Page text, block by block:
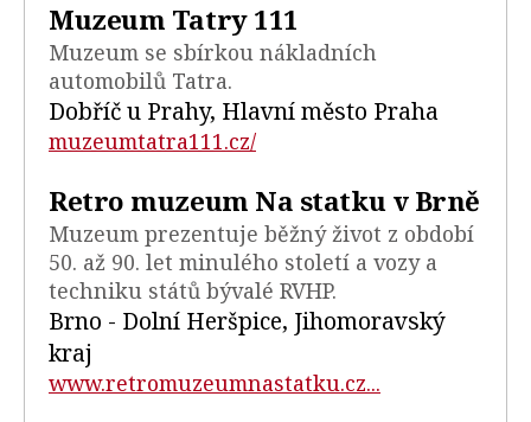
Muzeum Tatry 111
Muzeum se sbírkou nákladních
automobilů Tatra.
Dobříč u Prahy, Hlavní město Praha
muzeumtatra111.cz/
Retro muzeum Na statku v Brně
Muzeum prezentuje běžný život z období
50. až 90. let minulého století a vozy a
techniku států bývalé RVHP.
Brno - Dolní Heršpice, Jihomoravský
kraj
www.retromuzeumnastatku.cz...